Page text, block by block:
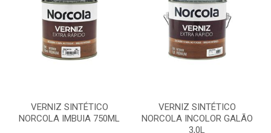
VERNIZ SINTÉTICO
NORCOLA IMBUIA 750ML
VERNIZ SINTÉTICO
NORCOLA INCOLOR GALÃO
3,0L